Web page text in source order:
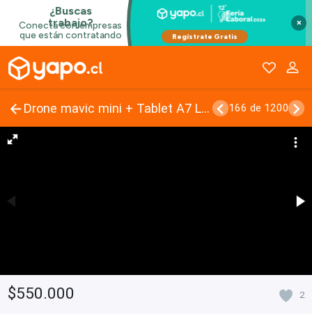
×
Drone mavic mini + Tablet A7 Lite + Radio 166 de 1200
$550.000 2